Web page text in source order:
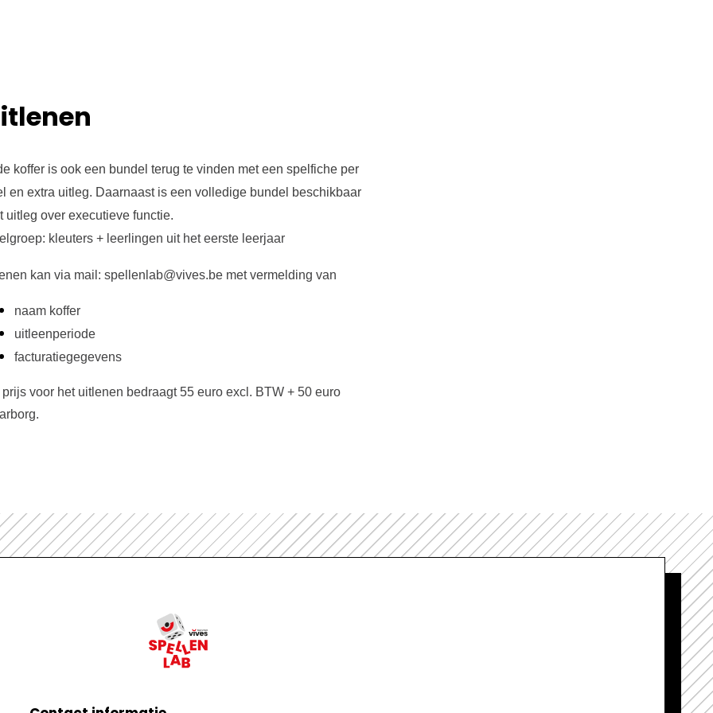
koffer is ook een bundel terug te vinden met een spelfiche per
en extra uitleg. Daarnaast is een volledige bundel beschikbaar
uitleg over executieve functie.
kleuters + leerlingen uit het eerste leerjaar
kan via mail: spellenlab@vives.be met vermelding van
naam koffer
uitleenperiode
facturatiegegevens
prijs voor het uitlenen bedraagt 55 euro excl. BTW + 50 euro